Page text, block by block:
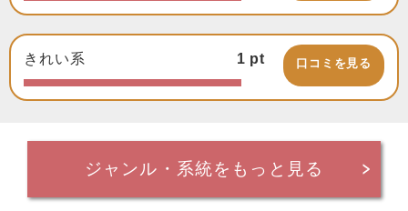
きれい系 1 pt 口コミを見る
ジャンル・系統をもっと見る